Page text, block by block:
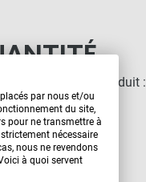
sur ce produit :
!
par nous et/ou
du site,
pour ne transmettre à
nécessaire
nous ne revendons
à quoi servent